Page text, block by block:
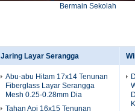
Bermain Sekolah
Jaring Layar Serangga
Abu-abu Hitam 17x14 Tenunan
Fiberglass Layar Serangga
Mesh 0.25-0.28mm Dia
Tahan Api 16x15 Tenunan